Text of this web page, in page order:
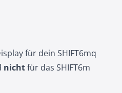
für dein SHIFT6mq
nichtfür das SHIFT6m